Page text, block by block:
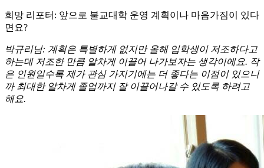
희망 리포터: 앞으로 불교대학 운영 계획이나 마음가짐이 있다
면요?
박규리님: 계획은 특별하게 없지만 올해 입학생이 저조하다고
하는데 저조한 만큼 알차게 이끌어 나가보자는 생각이에요. 작
은 인원일수록 제가 관심 가지기에는 더 좋다는 이점이 있으니
까 최대한 알차게 졸업까지 잘 이끌어나갈 수 있도록 하려고
해요.